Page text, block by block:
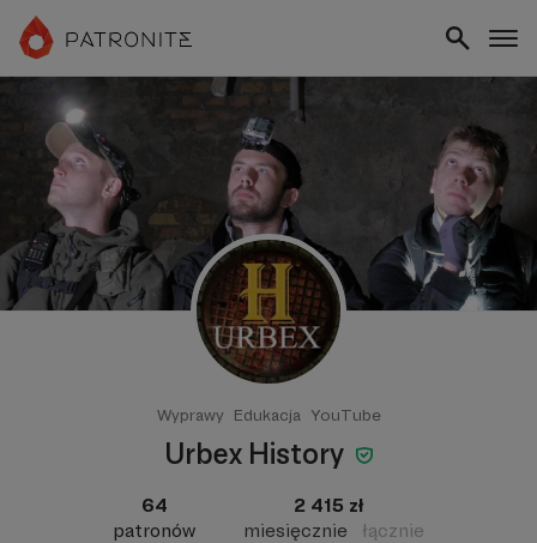
Wyprawy Edukacja YouTube
Urbex History
64
patronów
2 415 zł
miesięcznie
łącznie